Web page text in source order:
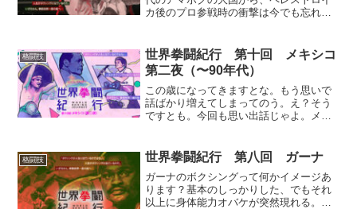
カ後のプロ参戦時の衝撃は今でも忘れら
バレフなどの選手をダラダラ書き綴って
やりましたよんっ！んあ〜！
格闘技
世界拳闘紀行 第十回 メキシコ
第二夜（〜90年代）
この歳になってきますとな。もう思いで
話ばかり増えてしまってのう。え？そう
ですとも。今回も思い出話じゃよ。メシ
エル・サラゴサにリカルド・ロペスにつ
いて語らせてもらえるかのう…。
格闘技 世界拳闘紀行 第八回 ガーナ
ガーナのボクシングって何かイメージあ
ります？基本のしっかりした、でもそれ
以上に身体能力オバケが突然現れる。そ